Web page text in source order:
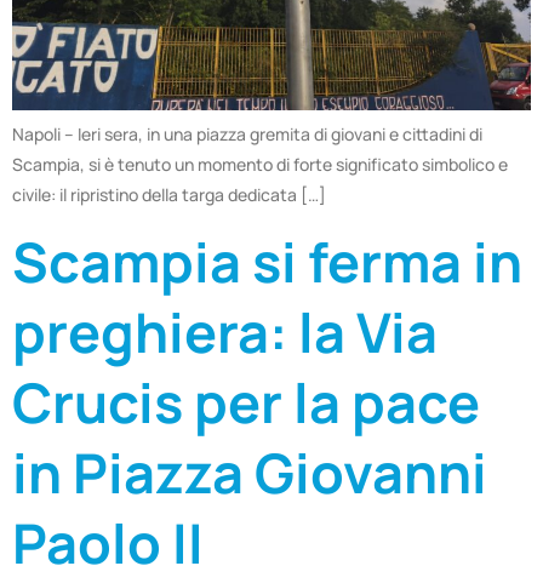
Napoli – Ieri sera, in una piazza gremita di giovani e cittadini di
Scampia, si è tenuto un momento di forte significato simbolico e
civile: il ripristino della targa dedicata […]
Scampia si ferma in
preghiera: la Via
Crucis per la pace
in Piazza Giovanni
Paolo II